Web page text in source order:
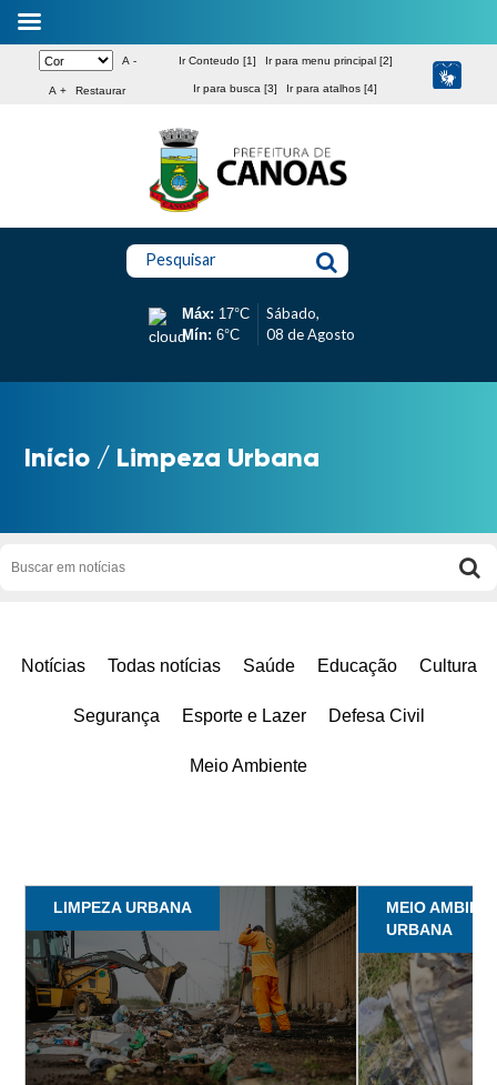
A -
A + Restaurar
Ir Conteudo [1] Ir para menu principal [2]
Ir para busca [3] Ir para atalhos [4]
Pesquisar
Máx: 17°C
Mín: 6°C
Sábado,
08 de Agosto
Início / Limpeza Urbana
Notícias Todas notícias Saúde Educação Cultura
Segurança Esporte e Lazer Defesa Civil
Meio Ambiente
LIMPEZA URBANA
MEIO
URBANA